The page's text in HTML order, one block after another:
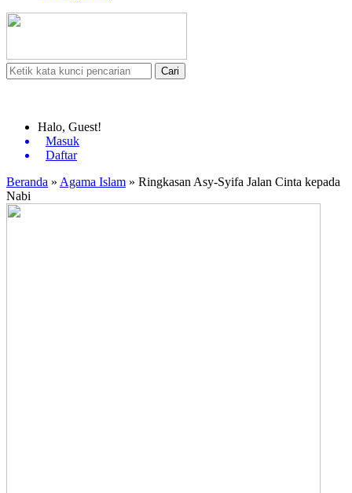
Cari
Halo, Guest!
Masuk
Daftar
Beranda » Agama Islam » Ringkasan Asy-Syifa Jalan Cinta kepada
Nabi